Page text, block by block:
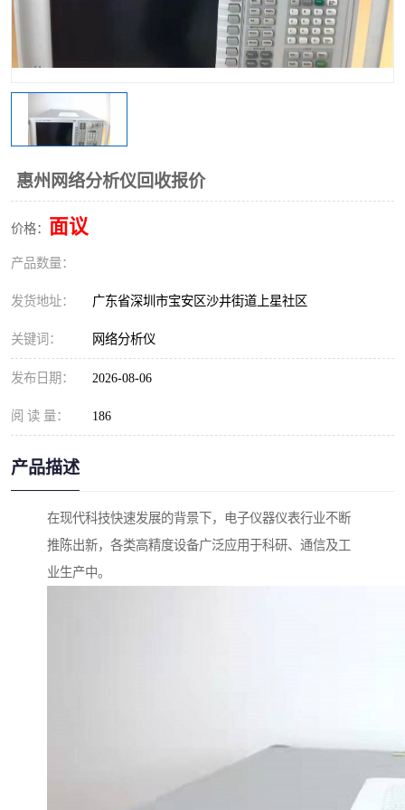
惠州网络分析仪回收报价
价格： 面议
产品数量：
发货地址： 广东省深圳市宝安区沙井街道上星社区
关键词： 网络分析仪
发布日期： 2026-08-06
阅 读 量： 186
产品描述
在现代科技快速发展的背景下，电子仪器仪表行业不断
推陈出新，各类高精度设备广泛应用于科研、通信及工
业生产中。